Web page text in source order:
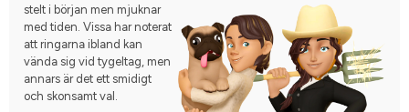
stelt i början men mjuknar
med tiden. Vissa har noterat
att ringarna ibland kan
vända sig vid tygeltag, men
annars är det ett smidigt
och skonsamt val.